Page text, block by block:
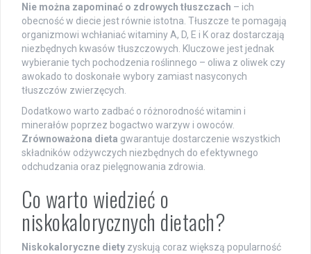
Nie można zapominać o zdrowych tłuszczach – ich
obecność w diecie jest równie istotna. Tłuszcze te pomagają
organizmowi wchłaniać witaminy A, D, E i K oraz dostarczają
niezbędnych kwasów tłuszczowych. Kluczowe jest jednak
wybieranie tych pochodzenia roślinnego – oliwa z oliwek czy
awokado to doskonałe wybory zamiast nasyconych
tłuszczów zwierzęcych.
Dodatkowo warto zadbać o różnorodność witamin i
minerałów poprzez bogactwo warzyw i owoców.
Zrównoważona dieta gwarantuje dostarczenie wszystkich
składników odżywczych niezbędnych do efektywnego
odchudzania oraz pielęgnowania zdrowia.
Co warto wiedzieć o
niskokalorycznych dietach?
Niskokaloryczne diety zyskują coraz większą popularność